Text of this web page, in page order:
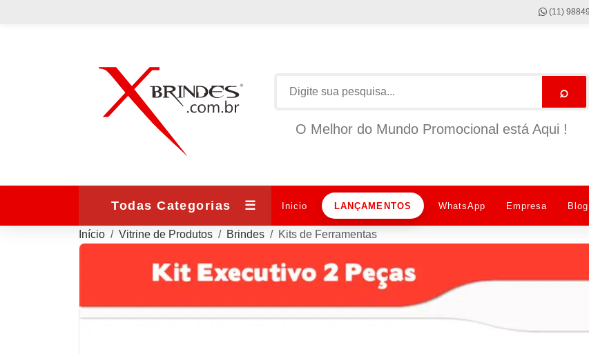
(11)
⌕
O Melhor do Mundo Promocional está Aqui !
Todas Categorias ☰ Inicio LANÇAMENTOS WhatsApp Empresa Blog
Início Vitrine de Produtos Brindes Kits de Ferramentas